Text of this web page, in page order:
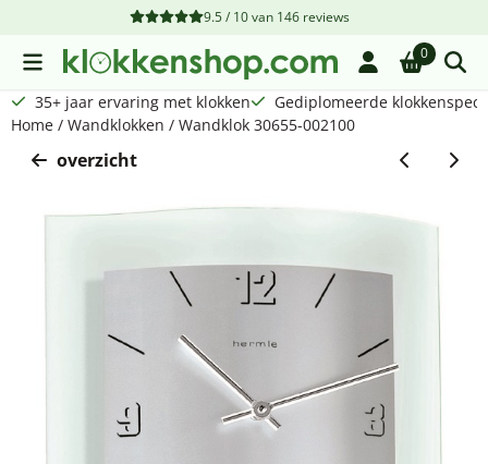
Cookievoorkeuren zijn beschikbaar. Kies instellingen of sta
9.5 / 10van 146reviews
0
35+ jaar ervaring met klokken
Gediplomeerde
Home / Wandklokken / Wandklok 30655-002100
overzicht